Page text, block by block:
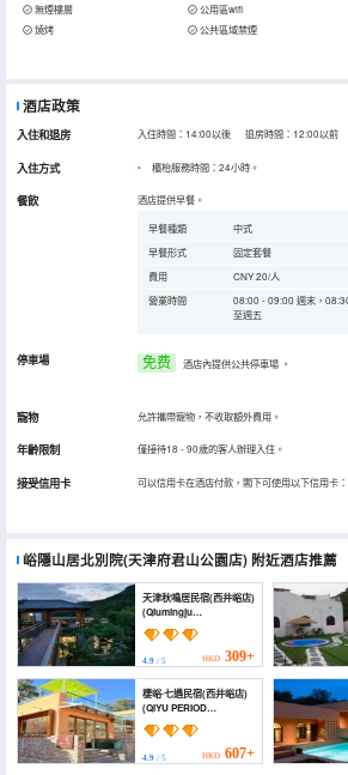
無煙樓層 公用區wifi
燒烤
公共區域禁煙
酒店政策
入住和退房 入住時間：14:00以後 退房時間：12:00以前
入住方式 櫃枱服務時間：24小時。
餐飲 酒店提供早餐。
早餐種類
中式
早餐形式
固定套餐
費用
CNY 20/人
營業時間
08:00 - 09:00 週末，
至週五
停車場 免费 酒店內提供公共停車場 。
寵物 允許攜帶寵物，不收取額外費用。
年齡限制 僅接待18 - 90歲的客人辦理入住。
接受信用卡 可以信用卡在酒店付款，閣下可使用以下信用卡：
峪隱山居北別院(天津府君山公園店) 附近酒店推薦
天津秋鳴居民宿(西井峪店)
(Qiumingju
Guesthouse)
4.9 / 5 HKD 309+
棲峪·七遇民宿(西井峪店)
(QIYU PERIOD
ENCOUNTER)
4.9 / 5 HKD 607+